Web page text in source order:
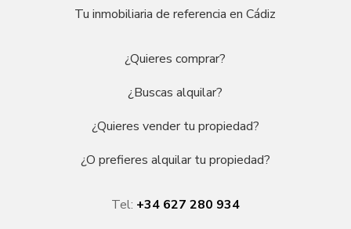
Tu inmobiliaria de referencia en Cádiz
¿Quieres comprar?
¿Buscas alquilar?
¿Quieres vender tu propiedad?
¿O prefieres alquilar tu propiedad?
Tel: +34 627 280 934